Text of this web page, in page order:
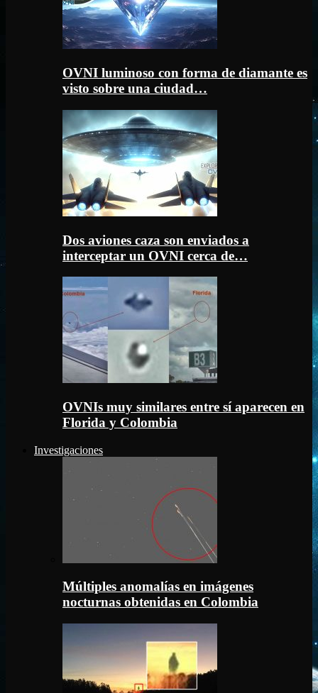
OVNI luminoso con forma de diamante es
visto sobre una ciudad…
Dos aviones caza son enviados a
interceptar un OVNI cerca de…
OVNIs muy similares entre sí aparecen en
Florida y Colombia
Investigaciones
Múltiples anomalías en imágenes
nocturnas obtenidas en Colombia